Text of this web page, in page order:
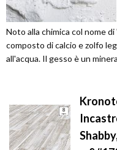
Noto alla chimica col nome
composto di calcio e zolfo
all'acqua. Il gesso è un